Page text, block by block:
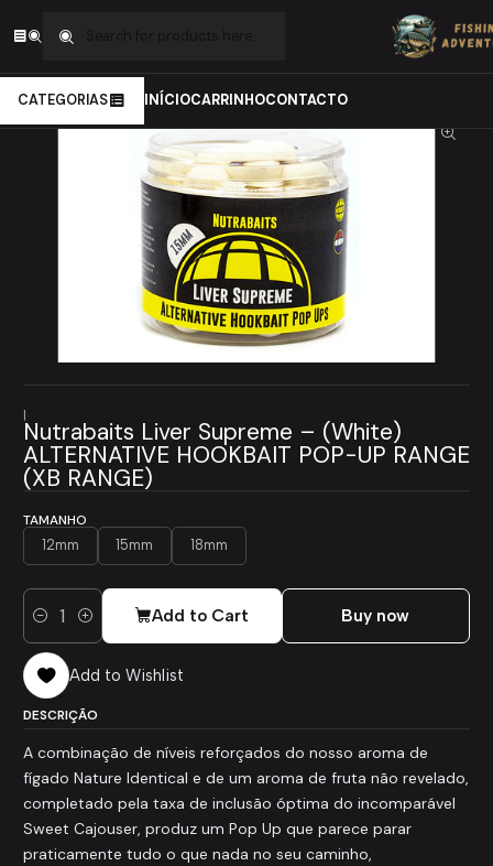
CATEGORIAS INÍCIOCARRINHOCONTACTO
Nutrabaits Liver Supreme – (White) ALTERNATIVE HOOKBAIT POP-UP
RANGE (XB RANGE)
|
Nutrabaits Liver Supreme – (White)
ALTERNATIVE HOOKBAIT POP-UP RANGE
(XB RANGE)
TAMANHO
12mm 15mm 18mm
Quantity Add to Cart Buy now
Add to Wishlist
DESCRIÇÃO
A combinação de níveis reforçados do nosso aroma de
fígado Nature Identical e de um aroma de fruta não revelado,
completado pela taxa de inclusão óptima do incomparável
Sweet Cajouser, produz um Pop Up que parece parar
praticamente tudo o que nada no seu caminho,